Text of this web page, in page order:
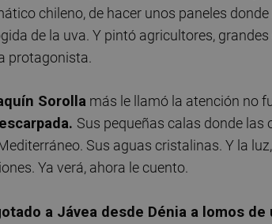
chileno, de hacer unos paneles
de la uva. Y pintó agricultores,
protagonista.
Sorolla más le llamó la atención no
Sus pequeñas calas donde las
Sus aguas cristalinas. Y la
Ya verá, ahora le cuento.
a Jávea desde Dénia a lomos